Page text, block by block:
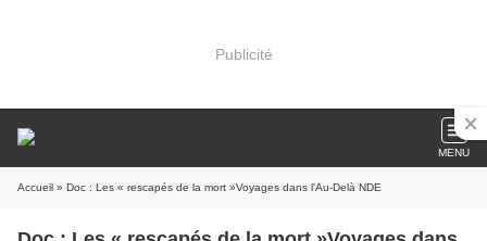
Publicité
MENU
Accueil » Doc : Les « rescapés de la mort »Voyages dans l'Au-Delà NDE